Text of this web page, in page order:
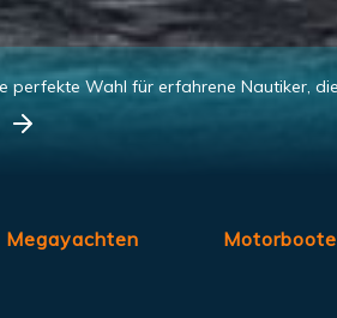
Megayachten Motorboote